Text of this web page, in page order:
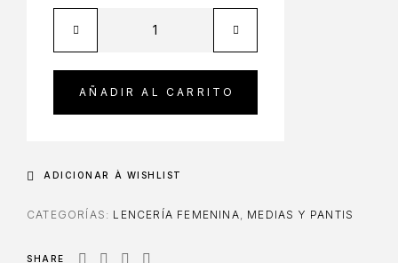
AÑADIR AL CARRITO
ADICIONAR À WISHLIST
CATEGORÍAS: LENCERÍA FEMENINA, MEDIAS Y PANTIS
SHARE